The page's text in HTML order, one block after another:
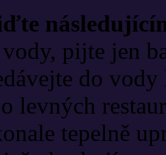
pijte jen
do
levných
tepelně